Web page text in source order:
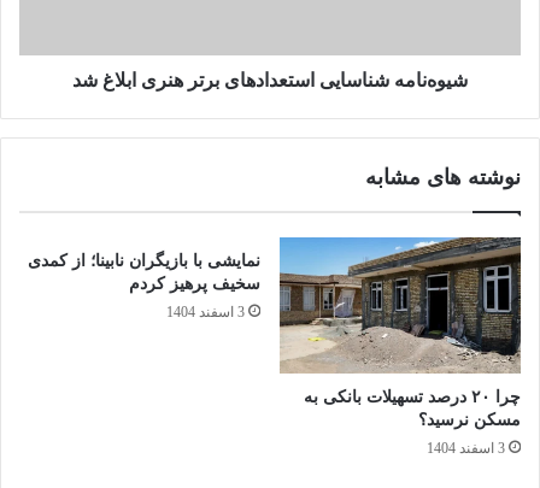
از آنجایی که شما در یک جشنواره بین‌المللی داوری می‌کنید، آیا
می‌توانید درباره قدرت هنر کودک به عنوان یک زبان فرامرزی و
کنید؟انسان ها در همه جهان به لحاظ انسان بودن مشترکات زیادی
دارند و کودکان هم جزوی از این مشترکات هستند اما با توجه به
تفاوت فرهنگی و اجتماعی تفاوت هایی دارند ولی کودکان چون در
دنیای کودکانه خود هستند هنوز درگیر جدی روابط بین انسان ها نشده
اند به همین جهت کودکان همه جهان تشابهات زیادی در دنیای
کودکانه خود با هم دارند و این شباهت ها در آثار عکاسی و نقاشی
آنها هم به شدت تاثیرگزار است
آیا آثار ارسالی از فرهنگ‌های مختلف، اشتراکات قابل توجهی
دیده‌اید؟بله قطعا همینطور است .
شیوه‌نامه شناسایی استعدادهای برتر هنری ابلاغ شد
نوشته های مشابه
چرا ۲۰ درصد تسهیلات بانکی به
مسکن نرسید؟
3 اسفند 1404
نمایشی با بازیگران نابینا؛ از کمدی
سخیف پرهیز کردم
3 اسفند 1404